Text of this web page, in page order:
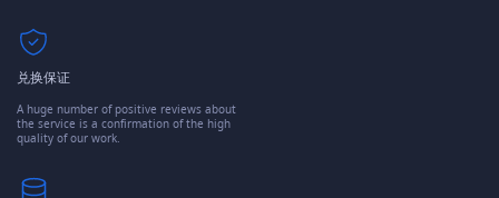
兑换保证
A huge number of positive reviews about
the service is a confirmation of the high
quality of our work.